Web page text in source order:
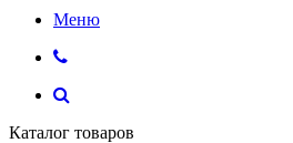
Меню
Каталог товаров